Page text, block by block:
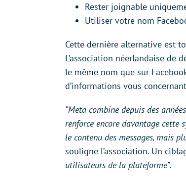
Rester joignable
Utiliser votre nom
Cette dernière alternative est
L’association néerlandaise de
le même nom que sur
d’informations vous
“Meta combine depuis des
renforce encore davantage cette
le contenu des messages, mais
souligne l’association. Un
utilisateurs de la plateforme”.